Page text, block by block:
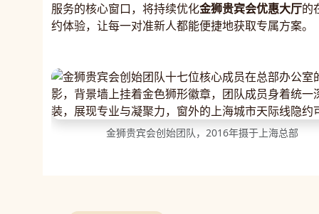
金狮贵宾会创始团队，2016年摄于上海总部
服务的核心窗口，将持续优化金狮贵宾会优惠大厅的
约体验，让每一对准新人都能便捷地获取专属方案。